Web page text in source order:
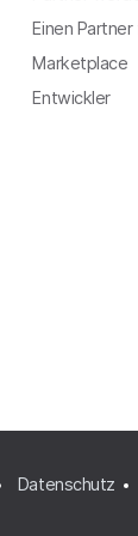
Einen
Marketplace
Entwickler
Datenschutz